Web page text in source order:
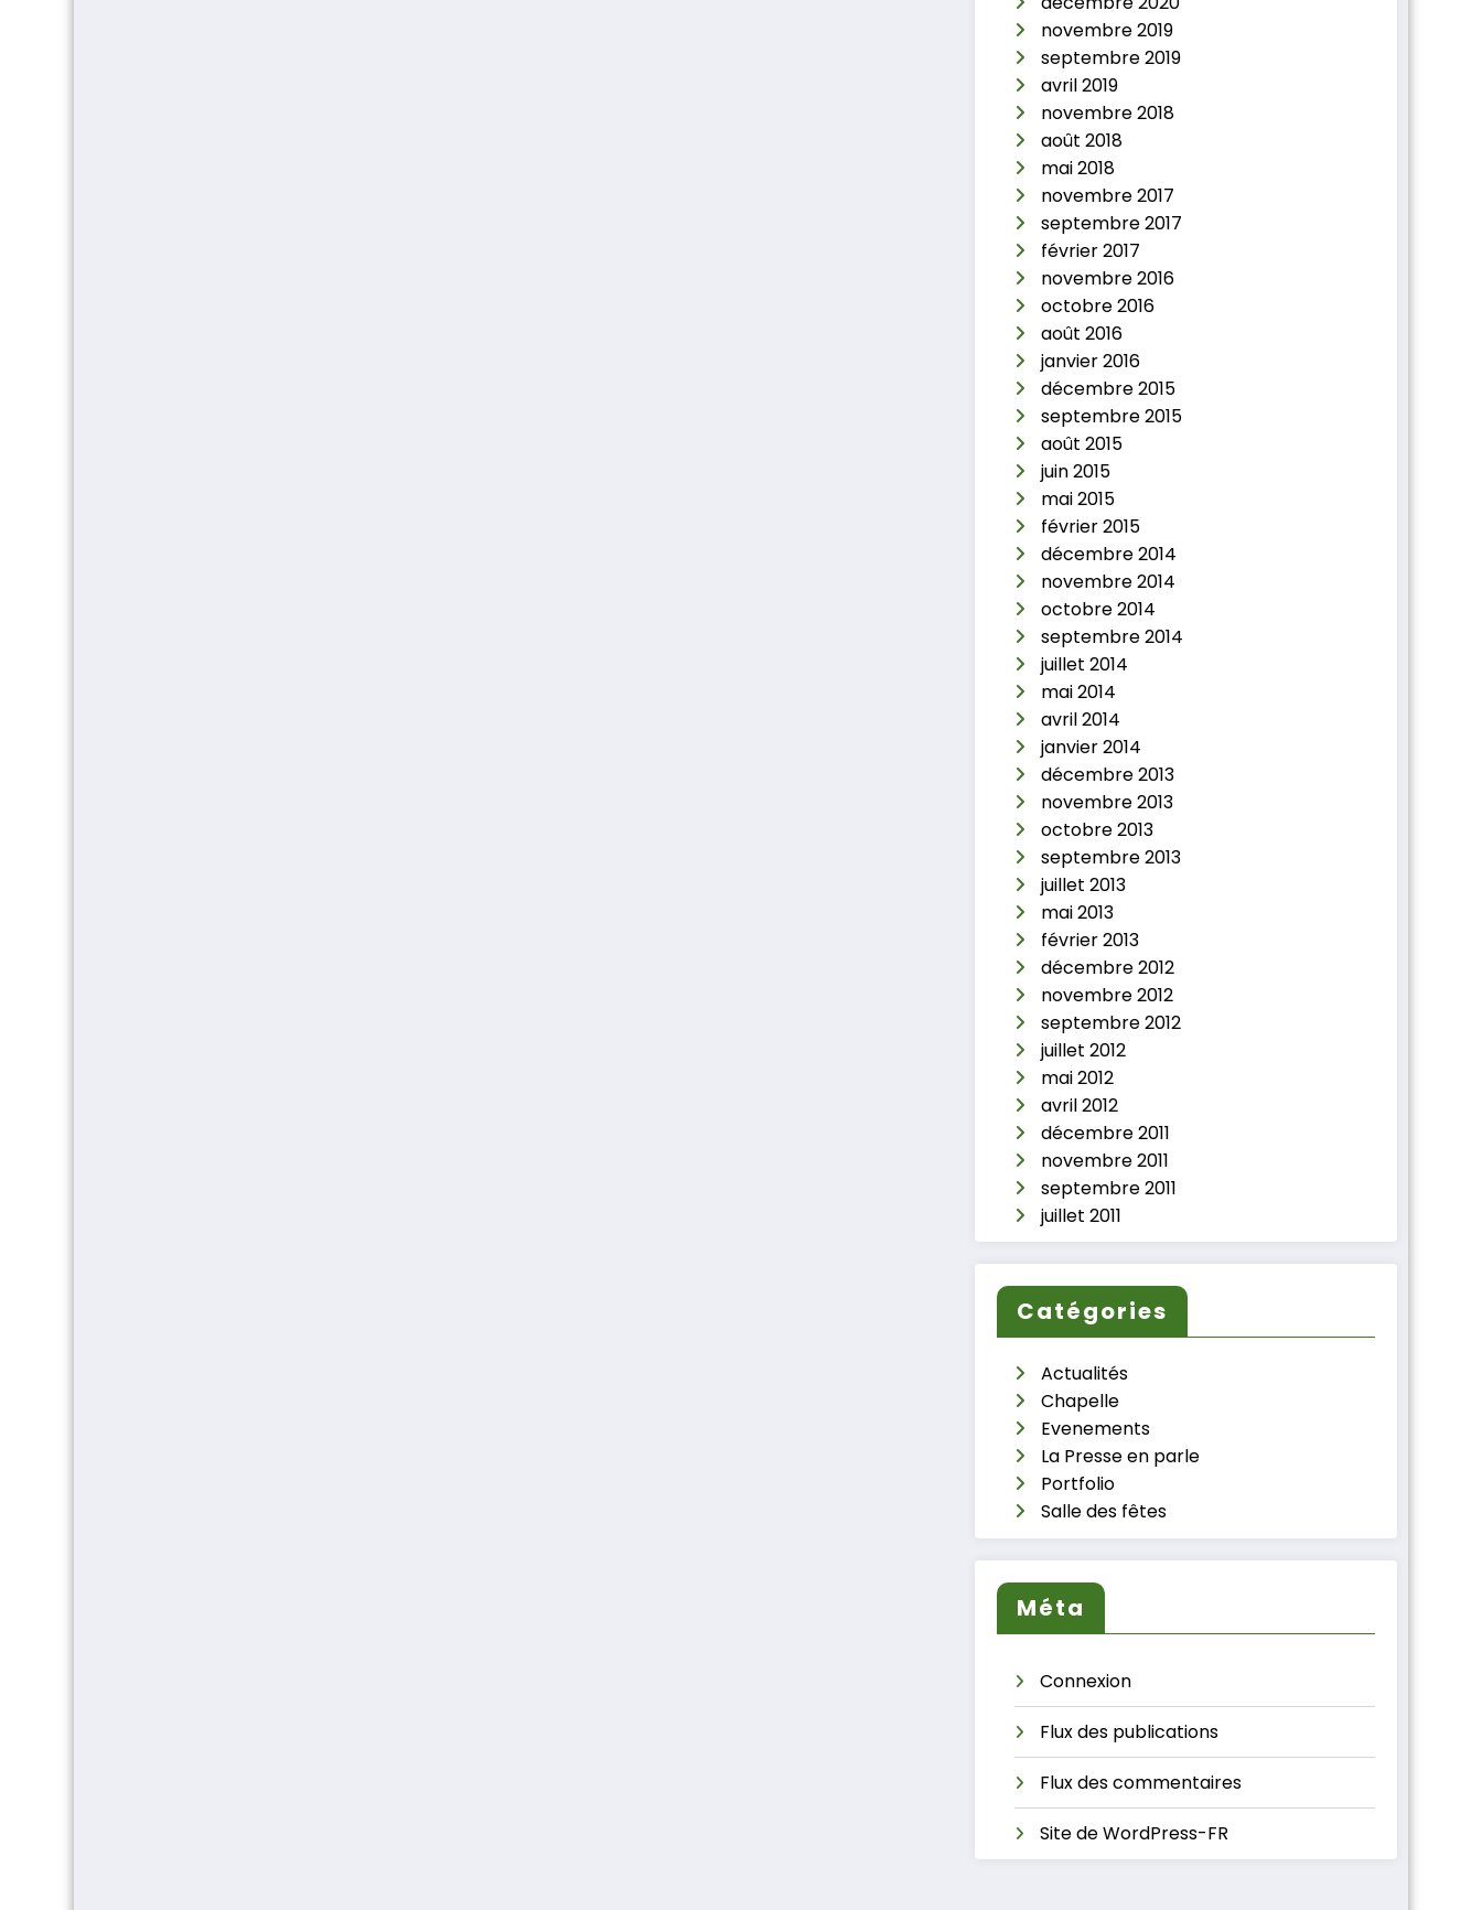
novembre 2019
septembre 2019
avril 2019
novembre 2018
août 2018
mai 2018
novembre 2017
septembre 2017
février 2017
novembre 2016
octobre 2016
août 2016
janvier 2016
décembre 2015
septembre 2015
août 2015
juin 2015
mai 2015
février 2015
décembre 2014
novembre 2014
octobre 2014
septembre 2014
juillet 2014
mai 2014
avril 2014
janvier 2014
décembre 2013
novembre 2013
octobre 2013
septembre 2013
juillet 2013
mai 2013
février 2013
décembre 2012
novembre 2012
septembre 2012
juillet 2012
mai 2012
avril 2012
décembre 2011
novembre 2011
septembre 2011
juillet 2011
Catégories
Actualités
Chapelle
Evenements
La Presse en parle
Portfolio
Salle des fêtes
Méta
Connexion
Flux des publications
Flux des commentaires
Site de WordPress-FR